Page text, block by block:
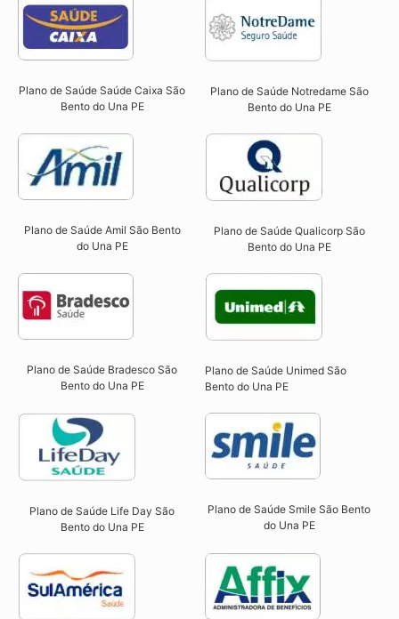
Plano de Saúde Saúde Caixa São
Bento do Una PE​
Plano de Saúde Notredame São
Bento do Una PE​
Plano de Saúde Amil São Bento
do Una PE
Plano de Saúde Qualicorp São
Bento do Una PE​
Plano de Saúde Bradesco São
Bento do Una PE
Plano de Saúde Unimed São
Bento do Una PE
Plano de Saúde Life Day São
Bento do Una PE
Plano de Saúde Smile São Bento
do Una PE​